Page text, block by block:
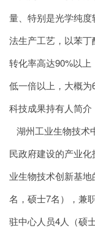
量、特别是光学纯
法生产工艺，以苯丁
转化率高达90%以
低一倍以上，大概为
科技成果持有人简介
湖州工业生物技术
民政府建设的产业
业生物技术创新基
名，硕士7名），兼
驻中心人员4人（硕